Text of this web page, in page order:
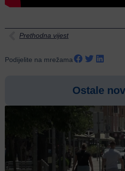
Prethodna vijest
Podijelite na mrežama
Ostale